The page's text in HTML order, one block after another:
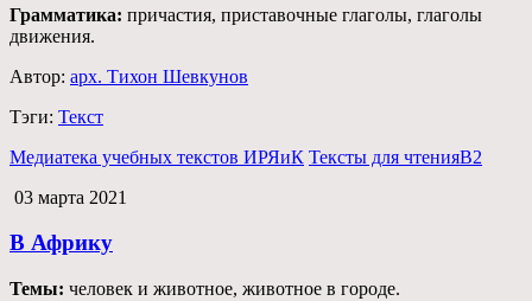
Грамматика: причастия, приставочные глаголы, глаголы
движения.
Автор: арх. Тихон Шевкунов
Тэги: Текст
Медиатека учебных текстов ИРЯиК Тексты для чтенияB2
03 марта 2021
В Африку
Темы: человек и животное, животное в городе.